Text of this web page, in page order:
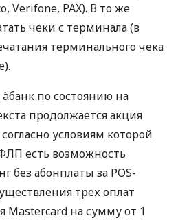
Verifone, PAX). В то же
чеки с терминала (в
терминального чека
по состоянию на
продолжается акция
согласно условиям которой
есть возможность
без абонплаты за POS-
трех оплат
Mastercard на сумму от 1